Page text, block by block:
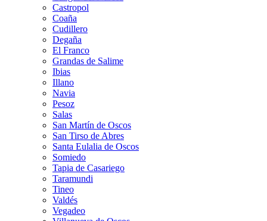
Castropol
Coaña
Cudillero
Degaña
El Franco
Grandas de Salime
Ibias
Illano
Navia
Pesoz
Salas
San Martín de Oscos
San Tirso de Abres
Santa Eulalia de Oscos
Somiedo
Tapia de Casariego
Taramundi
Tineo
Valdés
Vegadeo